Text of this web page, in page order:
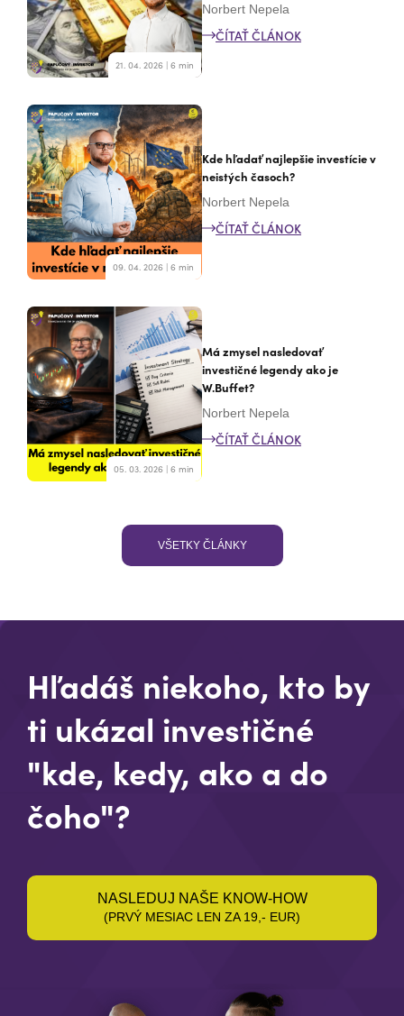
21. 04. 2026 | 6 min
Norbert Nepela
ČÍTAŤ ČLÁNOK
09. 04. 2026 | 6 min
Kde hľadať najlepšie investície v
neistých časoch?
Norbert Nepela
ČÍTAŤ ČLÁNOK
05. 03. 2026 | 6 min
Má zmysel nasledovať
investičné legendy ako je
W.Buffet?
Norbert Nepela
ČÍTAŤ ČLÁNOK
VŠETKY ČLÁNKY
Hľadáš niekoho, kto by
ti ukázal investičné
"kde, kedy, ako a do
čoho"?
NASLEDUJ NAŠE KNOW-HOW
(PRVÝ MESIAC LEN ZA 19,- EUR)